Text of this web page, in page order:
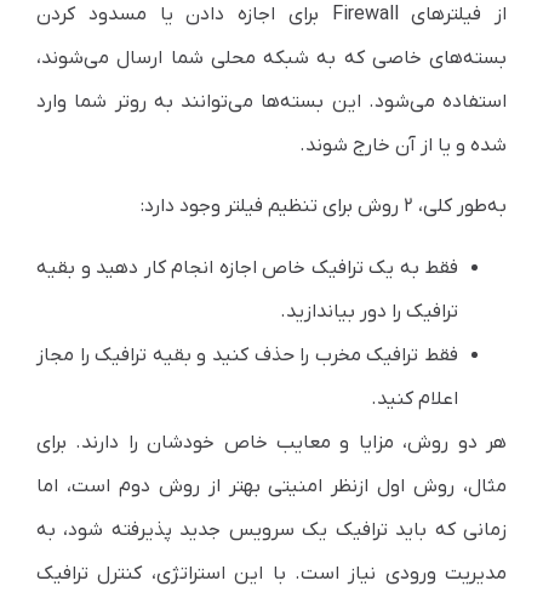
از فیلتر‌های Firewall برای اجازه دادن یا مسدود کردن
بسته‌های خاصی که به شبکه محلی شما ارسال می‌شوند،
استفاده می‌شود. این بسته‌ها می‌توانند به روتر شما وارد
شده و یا از آن خارج شوند.
به‌طور کلی، ۲ روش برای تنظیم فیلتر وجود دارد:
فقط به یک ترافیک خاص اجازه انجام کار دهید و بقیه
ترافیک را دور بیاندازید.
فقط ترافیک مخرب را حذف کنید و بقیه ترافیک را مجاز
اعلام کنید.
هر دو روش، مزایا و معایب خاص خودشان را دارند. برای
مثال، روش اول از‌نظر امنیتی بهتر از روش دوم است، اما
زمانی که باید ترافیک یک سرویس جدید پذیرفته شود، به
مدیریت ورودی نیاز است. با این استراتژی، کنترل ترافیک